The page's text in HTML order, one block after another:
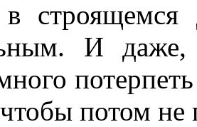
в
И даже,
потом не